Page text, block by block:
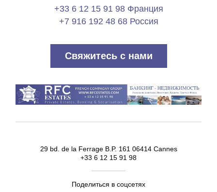
+33 6 12 15 91 98 Франция
+7 916 192 48 68 Россия
Свяжитесь с нами
29 bd. de la Ferrage B.P. 161 06414 Cannes
+33 6 12 15 91 98
Поделиться в соцсетях